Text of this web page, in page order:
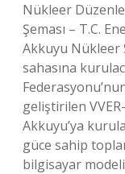
Nükleer
Şeması – T.C.
Akkuyu Nükleer
sahasına
geliştirilen
Akkuyu’ya
güce sahip
bilgisayar